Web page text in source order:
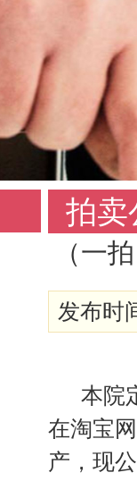
拍卖
（一
发布时
本院
在淘宝
产，现